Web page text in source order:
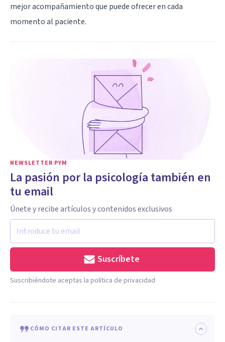
mejor acompañamiento que puede ofrecer en cada
momento al paciente.
NEWSLETTER PYM
La pasión por la psicología también en
tu email
Únete y recibe artículos y contenidos exclusivos
Suscríbete
Suscribiéndote aceptas la política de privacidad
CÓMO CITAR ESTE ARTÍCULO